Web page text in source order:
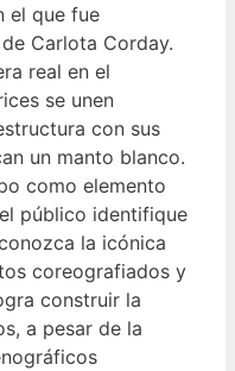
el que fue
Carlota Corday.
real en el
se unen
con sus
un manto blanco.
como elemento
público identifique
la icónica
coreografiados y
construir la
a pesar de la